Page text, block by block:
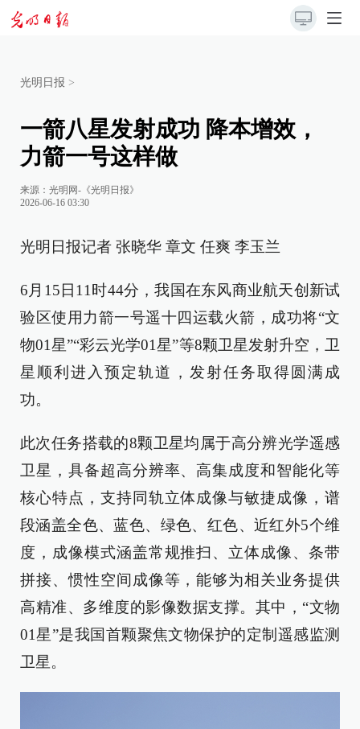
光明日报 >
一箭八星发射成功 降本增效，
力箭一号这样做
来源： 光明网-《光明日报》
2026-06-16 03:30
光明日报记者 张晓华 章文 任爽 李玉兰
6月15日11时44分，我国在东风商业航天创新试
验区使用力箭一号遥十四运载火箭，成功将“文
物01星”“彩云光学01星”等8颗卫星发射升空，卫
星顺利进入预定轨道，发射任务取得圆满成
功。
此次任务搭载的8颗卫星均属于高分辨光学遥感
卫星，具备超高分辨率、高集成度和智能化等
核心特点，支持同轨立体成像与敏捷成像，谱
段涵盖全色、蓝色、绿色、红色、近红外5个维
度，成像模式涵盖常规推扫、立体成像、条带
拼接、惯性空间成像等，能够为相关业务提供
高精准、多维度的影像数据支撑。其中，“文物
01星”是我国首颗聚焦文物保护的定制遥感监测
卫星。